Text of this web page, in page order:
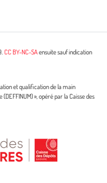
CC BY-NC-SAensuite sauf indication
et qualification de la main
», opéré par la Caisse des